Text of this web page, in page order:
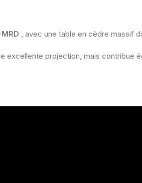
, avec une table en cèdre massif
excellente projection, mais contribue